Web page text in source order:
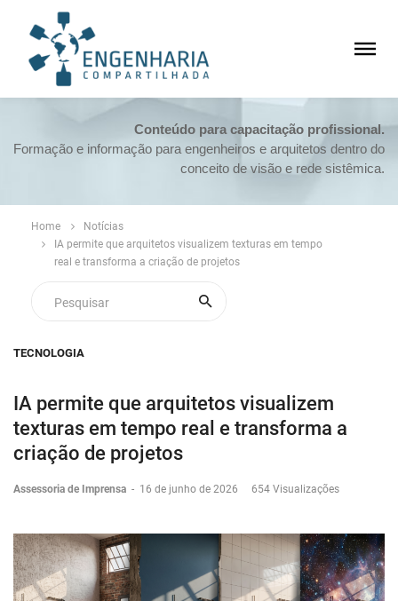
Conteúdo para capacitação profissional.
Formação e informação para engenheiros e arquitetos dentro do
conceito de visão e rede sistêmica.
Home
Notícias
IA permite que arquitetos visualizem texturas em tempo
real e transforma a criação de projetos
TECNOLOGIA
IA permite que arquitetos visualizem
texturas em tempo real e transforma a
criação de projetos
Assessoria de Imprensa - 16 de junho de 2026 654 Visualizações